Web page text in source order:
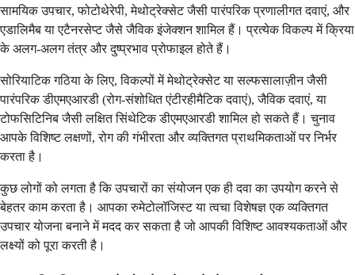
सामयिक उपचार, फोटोथेरेपी, मेथोट्रेक्सेट जैसी पारंपरिक प्रणालीगत दवाएं, और
एडालिमैब या एटैनरसेप्ट जैसे जैविक इंजेक्शन शामिल हैं। प्रत्येक विकल्प में क्रिया
के अलग-अलग तंत्र और दुष्प्रभाव प्रोफाइल होते हैं।
सोरियाटिक गठिया के लिए, विकल्पों में मेथोट्रेक्सेट या सल्फसालाज़ीन जैसी
पारंपरिक डीएमएआरडी (रोग-संशोधित एंटीरहीमैटिक दवाएं), जैविक दवाएं, या
टोफसिटिनिब जैसी लक्षित सिंथेटिक डीएमएआरडी शामिल हो सकते हैं। चुनाव
आपके विशिष्ट लक्षणों, रोग की गंभीरता और व्यक्तिगत प्राथमिकताओं पर निर्भर
करता है।
कुछ लोगों को लगता है कि उपचारों का संयोजन एक ही दवा का उपयोग करने से
बेहतर काम करता है। आपका रुमेटोलॉजिस्ट या त्वचा विशेषज्ञ एक व्यक्तिगत
उपचार योजना बनाने में मदद कर सकता है जो आपकी विशिष्ट आवश्यकताओं और
लक्ष्यों को पूरा करती है।